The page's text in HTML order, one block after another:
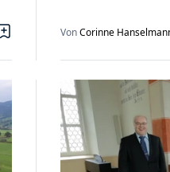
VonCorinne